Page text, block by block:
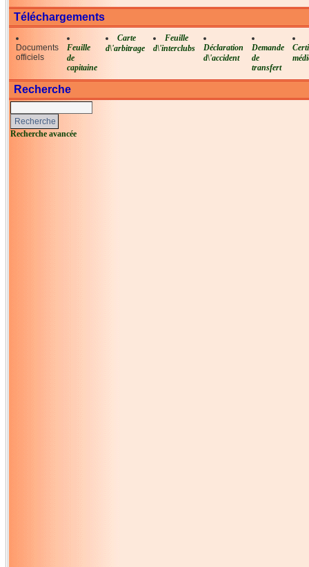
Téléchargements
Documents
officiels
Feuille
de
capitaine
Carte
d\'arbitrage
Feuille
d\'interclubs
Déclaration
d\'accident
Demande
de
transfert
Recherche
Recherche avancée